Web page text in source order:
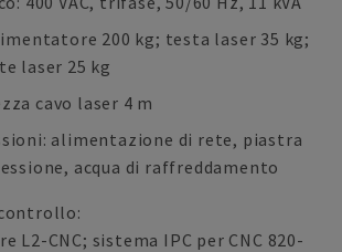
200 kg; testa laser 35 kg;
laser 25 kg
cavo laser 4 m
alimentazione di rete, piastra
acqua di raffreddamento
L2-CNC; sistema IPC per CNC 820-